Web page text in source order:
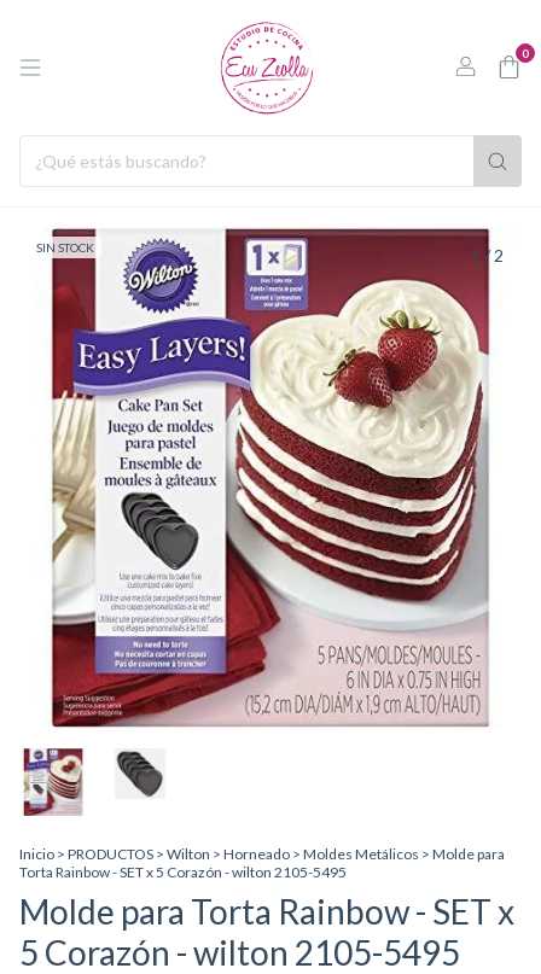
0
SIN STOCK 1 / 2
Inicio > PRODUCTOS > Wilton > Horneado > Moldes Metálicos > Molde para
Torta Rainbow - SET x 5 Corazón - wilton 2105-5495
Molde para Torta Rainbow - SET x
5 Corazón - wilton 2105-5495